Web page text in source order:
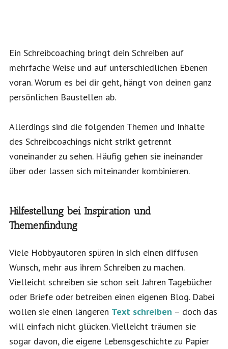
Ein Schreibcoaching bringt dein Schreiben auf
mehrfache Weise und auf unterschiedlichen Ebenen
voran. Worum es bei dir geht, hängt von deinen ganz
persönlichen Baustellen ab.
Allerdings sind die folgenden Themen und Inhalte
des Schreibcoachings nicht strikt getrennt
voneinander zu sehen. Häufig gehen sie ineinander
über oder lassen sich miteinander kombinieren.
Hilfestellung bei Inspiration und
Themenfindung
Viele Hobbyautoren spüren in sich einen diffusen
Wunsch, mehr aus ihrem Schreiben zu machen.
Vielleicht schreiben sie schon seit Jahren Tagebücher
oder Briefe oder betreiben einen eigenen Blog. Dabei
wollen sie einen längeren Text schreiben – doch das
will einfach nicht glücken. Vielleicht träumen sie
sogar davon, die eigene Lebensgeschichte zu Papier